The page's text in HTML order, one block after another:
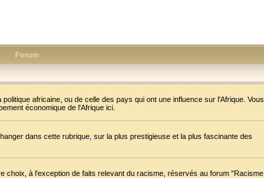
Forum
africaine, ou de celle des pays qui ont une influence sur l'Afrique. Vous
économique de l'Afrique ici.
dans cette rubrique, sur la plus prestigieuse et la plus fascinante des
choix, à l'exception de faits relevant du racisme, réservés au forum